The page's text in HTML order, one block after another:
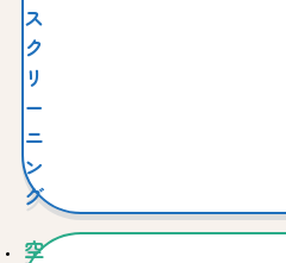
ス
ク
リ
ー
ニ
ン
グ
空